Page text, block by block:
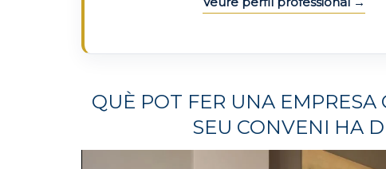
QUÈ POT FER UNA
SEU CONVENI HA